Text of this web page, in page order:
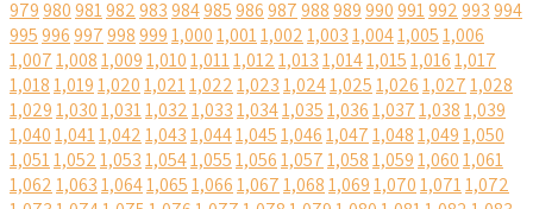
979980981982983984985986987988989990991992993994
9959969979989991,0001,0011,0021,0031,0041,0051,006
1,0071,0081,0091,0101,0111,0121,0131,0141,0151,0161,017
1,0181,0191,0201,0211,0221,0231,0241,0251,0261,0271,028
1,0291,0301,0311,0321,0331,0341,0351,0361,0371,0381,039
1,0401,0411,0421,0431,0441,0451,0461,0471,0481,0491,050
1,0511,0521,0531,0541,0551,0561,0571,0581,0591,0601,061
1,0621,0631,0641,0651,0661,0671,0681,0691,0701,0711,072